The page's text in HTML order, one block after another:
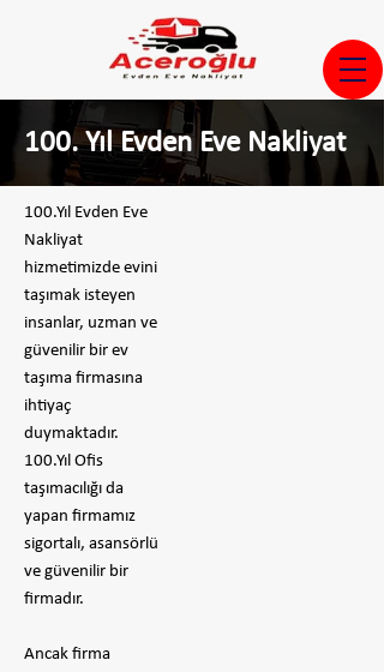
100. Yıl Evden Eve Nakliyat
100.Yıl Evden Eve
Nakliyat
hizmetimizde evini
taşımak isteyen
insanlar, uzman ve
güvenilir bir ev
taşıma firmasına
ihtiyaç
duymaktadır.
100.Yıl Ofis
taşımacılığı da
yapan firmamız
sigortalı, asansörlü
ve güvenilir bir
firmadır.
​Ancak firma